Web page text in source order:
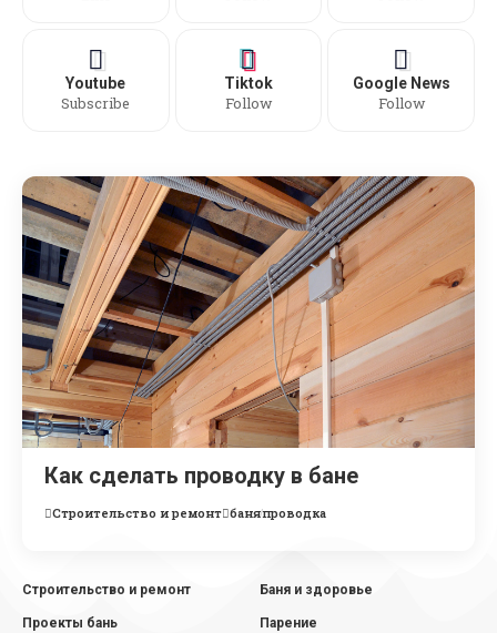
Youtube
Subscribe
Tiktok
Follow
Google News
Follow
Как сделать проводку в бане
Строительство и ремонт баняпроводка
Строительство и ремонт
Проекты бань
Баня и здоровье
Парение